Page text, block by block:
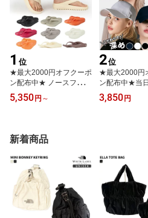
1 位
★最大2000円オフクーポ
ン配布中★ ノースフェイ
ス サンダル CAMPER’S
FLIP ☆ メンズ レディー
韓国 THE NORTH FACE
【正規品/関税込/送料無
料】
5,350 円 ～
2位
★最大2000円
ン配布中★当
除く13:30まで
【楽天1位】
国 ブランド
POPアイドル
販売店/関税込/
料】
3,850 円
新着商品